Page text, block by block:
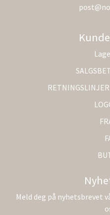
Meld deg på nyhetsbrevet